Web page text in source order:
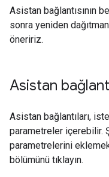
Asistan bağlantısının
sonra yeniden
öneririz.
Asistan
Asistan bağlantıları,
parametreler içerebilir.
parametrelerini
bölümünü tıklayın.